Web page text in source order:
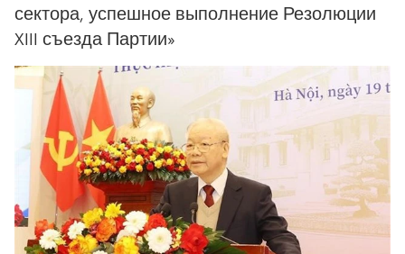
сектора, успешное выполнение Резолюции
XIII съезда Партии»